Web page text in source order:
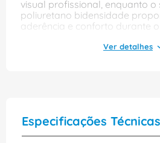
visual profissional, enquanto
poliuretano bidensidade
aderência e conforto durante o
Com um sistema de elástico, a
um calçado que una
a dia.
Especificações Técnicas